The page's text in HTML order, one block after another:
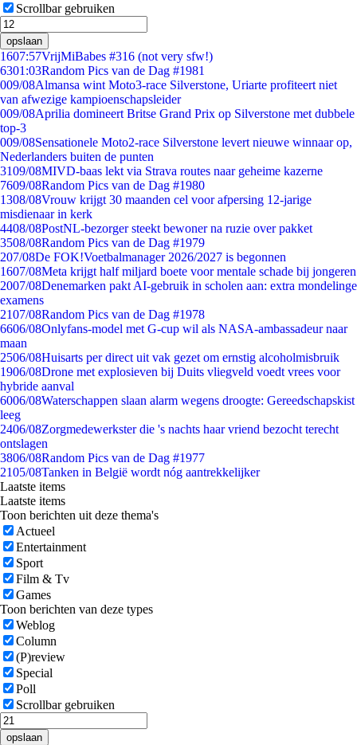
Scrollbar gebruiken
opslaan
1607:57VrijMiBabes #316 (not very sfw!)
6301:03Random Pics van de Dag #1981
009/08Almansa wint Moto3-race Silverstone, Uriarte profiteert niet
van afwezige kampioenschapsleider
009/08Aprilia domineert Britse Grand Prix op Silverstone met dubbele
top-3
009/08Sensationele Moto2-race Silverstone levert nieuwe winnaar op,
Nederlanders buiten de punten
3109/08MIVD-baas lekt via Strava routes naar geheime kazerne
7609/08Random Pics van de Dag #1980
1308/08Vrouw krijgt 30 maanden cel voor afpersing 12-jarige
misdienaar in kerk
4408/08PostNL-bezorger steekt bewoner na ruzie over pakket
3508/08Random Pics van de Dag #1979
207/08De FOK!Voetbalmanager 2026/2027 is begonnen
1607/08Meta krijgt half miljard boete voor mentale schade bij jongeren
2007/08Denemarken pakt AI-gebruik in scholen aan: extra mondelinge
examens
2107/08Random Pics van de Dag #1978
6606/08Onlyfans-model met G-cup wil als NASA-ambassadeur naar
maan
2506/08Huisarts per direct uit vak gezet om ernstig alcoholmisbruik
1906/08Drone met explosieven bij Duits vliegveld voedt vrees voor
hybride aanval
6006/08Waterschappen slaan alarm wegens droogte: Gereedschapskist
leeg
2406/08Zorgmedewerkster die 's nachts haar vriend bezocht terecht
ontslagen
3806/08Random Pics van de Dag #1977
2105/08Tanken in België wordt nóg aantrekkelijker
Laatste items
Laatste items
Toon berichten uit deze thema's
Actueel
Entertainment
Sport
Film & Tv
Games
Toon berichten van deze types
Weblog
Column
(P)review
Special
Poll
Scrollbar gebruiken
opslaan